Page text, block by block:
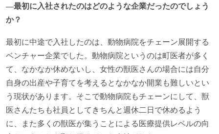
―最初に入社されたのはどのような企業だったのでしょう
か？
最初に中途で入社したのは、動物病院をチェーン展開する
ベンチャー企業でした。動物病院というのは町医者が多く
て、なかなか休めないし、女性の獣医さんの場合には自分
自身の出産や子育てを考えるとなかなか開業も難しいとい
う現状があります。そこで動物病院もチェーンにして、獣
医さんたちも社員としてきちんと週休二日で休めるよう
に、また多くの獣医が集うことによる医療提供レベルの向